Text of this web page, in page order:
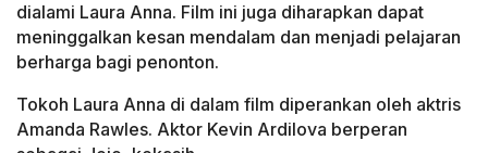
dialami Laura Anna. Film ini juga diharapkan dapat
meninggalkan kesan mendalam dan menjadi pelajaran
berharga bagi penonton.
Tokoh Laura Anna di dalam film diperankan oleh aktris
Amanda Rawles. Aktor Kevin Ardilova berperan